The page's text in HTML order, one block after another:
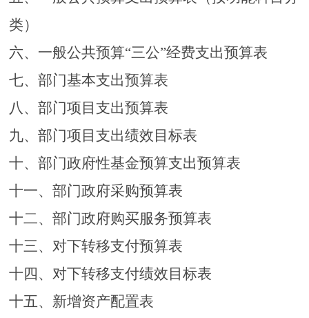
类）
六、一般公共预算“三公”经费支出预算表
七、部门基本支出预算表
八、部门项目支出预算表
九、部门项目支出绩效目标表
十、部门政府性基金预算支出预算表
十一、部门政府采购预算表
十二、部门政府购买服务预算表
十三、对下转移支付预算表
十四、对下转移支付绩效目标表
十五、新增资产配置表